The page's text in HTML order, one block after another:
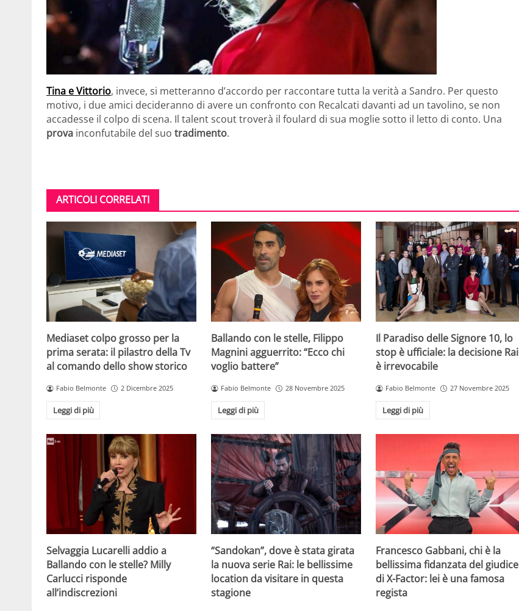
Tina e Vittorio, invece, si metteranno d’accordo per raccontare tutta la verità a Sandro. Per questo
motivo, i due amici decideranno di avere un confronto con Recalcati davanti ad un tavolino, se non
accadesse il colpo di scena. Il talent scout troverà il foulard di sua moglie sotto il letto di conto. Una
prova inconfutabile del suo tradimento.
ARTICOLI CORRELATI
Mediaset colpo grosso per la
prima serata: il pilastro della Tv
al comando dello show storico
Fabio Belmonte 2 Dicembre 2025
Leggi di più
Ballando con le stelle, Filippo
Magnini agguerrito: “Ecco chi
voglio battere”
Fabio Belmonte 28 Novembre 2025
Leggi di più
Il Paradiso delle Signore 10, lo
stop è ufficiale: la decisione Rai
è irrevocabile
Fabio Belmonte 27 Novembre 2025
Leggi di più
Selvaggia Lucarelli addio a
Ballando con le stelle? Milly
Carlucci risponde
all’indiscrezioni
“Sandokan”, dove è stata girata
la nuova serie Rai: le bellissime
location da visitare in questa
stagione
Francesco Gabbani, chi è la
bellissima fidanzata del giudice
di X-Factor: lei è una famosa
regista